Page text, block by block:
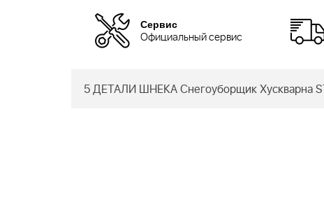
Сервис
Официальный сервис
5 ДЕТАЛИ ШНЕКА Снегоуборщик Хускварна